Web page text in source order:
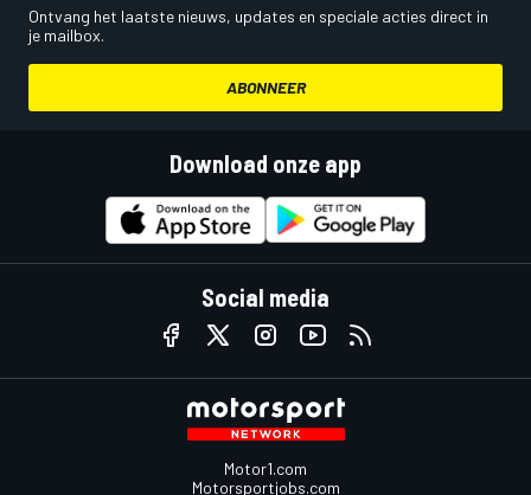
Ontvang het laatste nieuws, updates en speciale acties direct in
je mailbox.
ABONNEER
Download onze app
Social media
Motor1.com
Motorsportjobs.com